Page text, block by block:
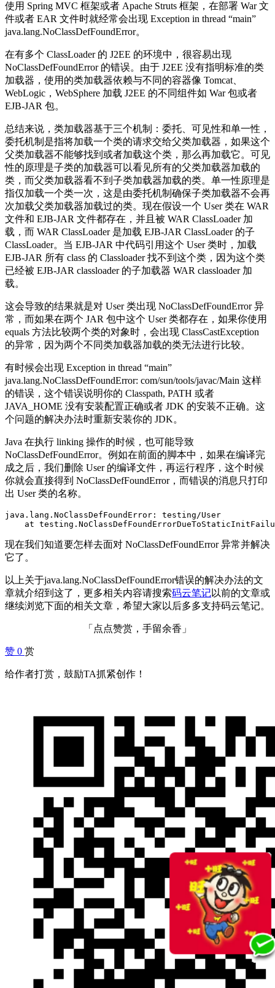
使用 Spring MVC 框架或者 Apache Struts 框架，在部署 War 文
件或者 EAR 文件时就经常会出现 Exception in thread “main”
java.lang.NoClassDefFoundError。
在有多个 ClassLoader 的 J2EE 的环境中，很容易出现
NoClassDefFoundError 的错误。由于 J2EE 没有指明标准的类
加载器，使用的类加载器依赖与不同的容器像 Tomcat、
WebLogic，WebSphere 加载 J2EE 的不同组件如 War 包或者
EJB-JAR 包。
总结来说，类加载器基于三个机制：委托、可见性和单一性，
委托机制是指将加载一个类的请求交给父类加载器，如果这个
父类加载器不能够找到或者加载这个类，那么再加载它。可见
性的原理是子类的加载器可以看见所有的父类加载器加载的
类，而父类加载器看不到子类加载器加载的类。单一性原理是
指仅加载一个类一次，这是由委托机制确保子类加载器不会再
次加载父类加载器加载过的类。现在假设一个 User 类在 WAR
文件和 EJB-JAR 文件都存在，并且被 WAR ClassLoader 加
载，而 WAR ClassLoader 是加载 EJB-JAR ClassLoader 的子
ClassLoader。当 EJB-JAR 中代码引用这个 User 类时，加载
EJB-JAR 所有 class 的 Classloader 找不到这个类，因为这个类
已经被 EJB-JAR classloader 的子加载器 WAR classloader 加
载。
这会导致的结果就是对 User 类出现 NoClassDefFoundError 异
常，而如果在两个 JAR 包中这个 User 类都存在，如果你使用
equals 方法比较两个类的对象时，会出现 ClassCastException
的异常，因为两个不同类加载器加载的类无法进行比较。
有时候会出现 Exception in thread “main”
java.lang.NoClassDefFoundError: com/sun/tools/javac/Main 这样
的错误，这个错误说明你的 Classpath, PATH 或者
JAVA_HOME 没有安装配置正确或者 JDK 的安装不正确。这
个问题的解决办法时重新安装你的 JDK。
Java 在执行 linking 操作的时候，也可能导致
NoClassDefFoundError。例如在前面的脚本中，如果在编译完
成之后，我们删除 User 的编译文件，再运行程序，这个时候
你就会直接得到 NoClassDefFoundError，而错误的消息只打印
出 User 类的名称。
java.lang.NoClassDefFoundError: testing/User
现在我们知道要怎样去面对 NoClassDefFoundError 异常并解决
它了。
以上关于java.lang.NoClassDefFoundError错误的解决办法的文
章就介绍到这了，更多相关内容请搜索码云笔记以前的文章或
继续浏览下面的相关文章，希望大家以后多多支持码云笔记。
「点点赞赏，手留余香」
赞 0 赏
给作者打赏，鼓励TA抓紧创作！